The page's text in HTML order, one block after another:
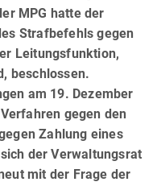
MPG hatte der
Strafbefehls gegen
Leitungsfunktion,
beschlossen.
am 19. Dezember
gegen den
Zahlung eines
der Verwaltungsrat
mit der Frage der